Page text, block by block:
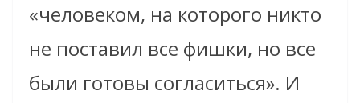
«человеком, на которого никто
не поставил все фишки, но все
были готовы согласиться». И